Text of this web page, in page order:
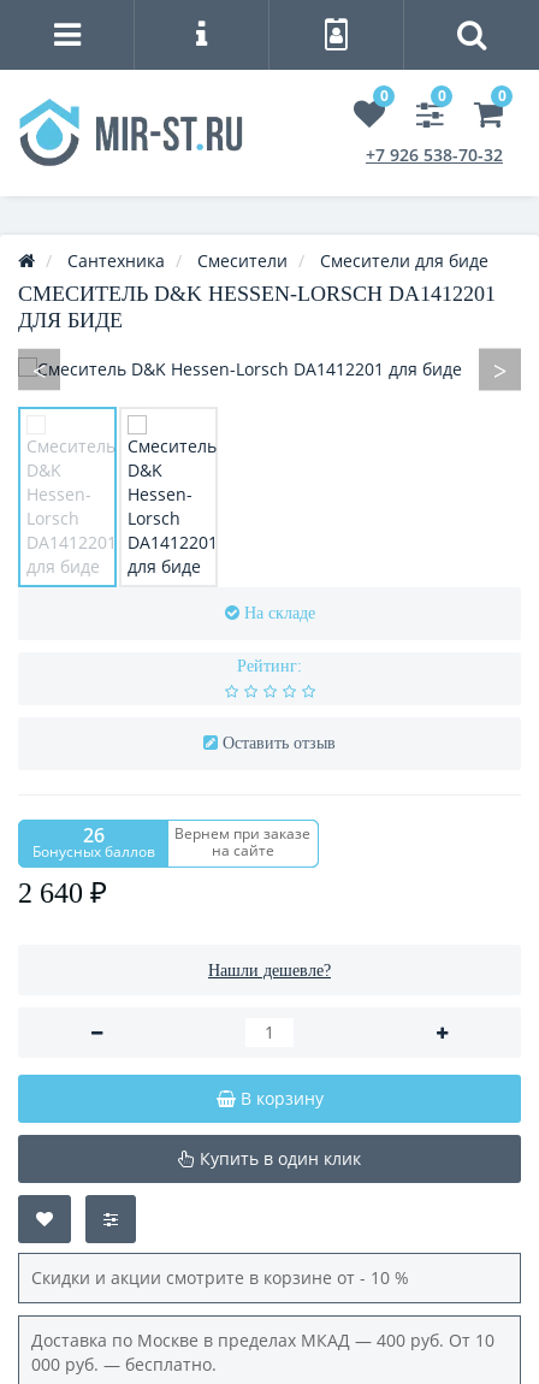
0 0 0
+7 926 538-70-32
Сантехника Смесители Смесители для биде
СМЕСИТЕЛЬ D&K HESSEN-LORSCH DA1412201
ДЛЯ БИДЕ
На складе
Рейтинг:
Оставить отзыв
26
Бонусных баллов
Вернем при заказе
на сайте
2 640 ₽
Нашли дешевле?
В корзину
Купить в один клик
Скидки и акции смотрите в корзине от - 10 %
Доставка по Москве в пределах МКАД — 400 руб. От 10
000 руб. — бесплатно.